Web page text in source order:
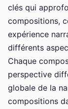
clés qui
compositions,
expérience
différents
Chaque
perspective
globale de la
compositions